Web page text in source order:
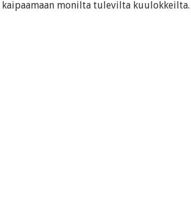
monilta tulevilta kuulokkeilta.